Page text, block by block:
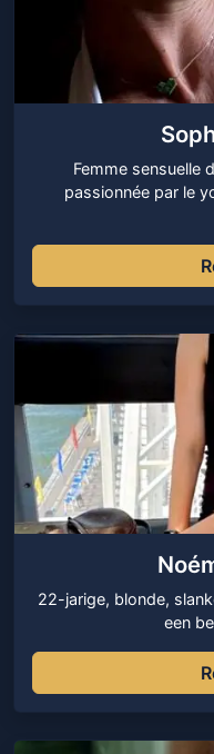
Femme sensuelle
passionnée par le
22-jarige, blonde,
een